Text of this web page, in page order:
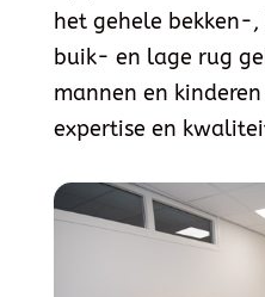
het gehele bekken-
buik- en lage rug
mannen en
expertise en